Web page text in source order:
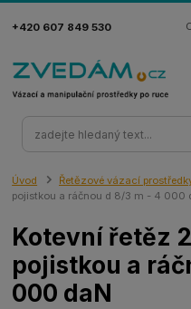
+420 607 849 530
Úvod Řetězové vázací
pojistkou a ráčnou d 8/3 m - 4 000
Kotevní řetěz
pojistkou a
000 daN